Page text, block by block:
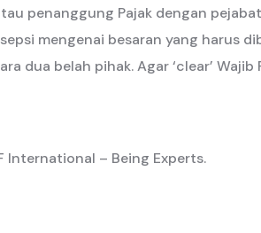
penanggung Pajak dengan
mengenai besaran yang harus
dua belah pihak. Agar ‘clear’
International – Being Experts.